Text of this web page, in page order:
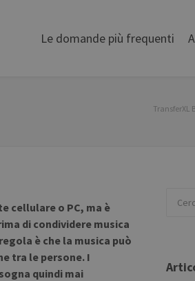
Le domande più frequenti
TransferXL
cellulare o PC, ma è
di condividere musica
è che la musica può
tra le persone. I
quindi mai